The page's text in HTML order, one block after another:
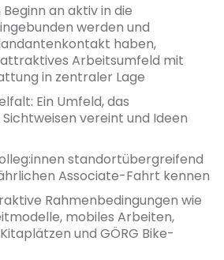
an aktiv in die
werden und
haben,
attraktives Arbeitsumfeld mit
in zentraler Lage
Ein Umfeld, das
vereint und Ideen
standortübergreifend
Associate-Fahrt kennen
Rahmenbedingungen wie
mobiles Arbeiten,
und GÖRG Bike-